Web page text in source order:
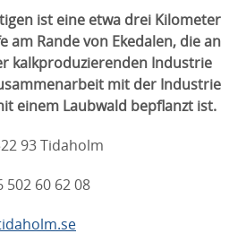
ist eine etwa drei Kilometer
am Rande von Ekedalen, die an
kalkproduzierenden Industrie
mit der Industrie
einem Laubwald bepflanzt ist.
93 Tidaholm
60 62 08